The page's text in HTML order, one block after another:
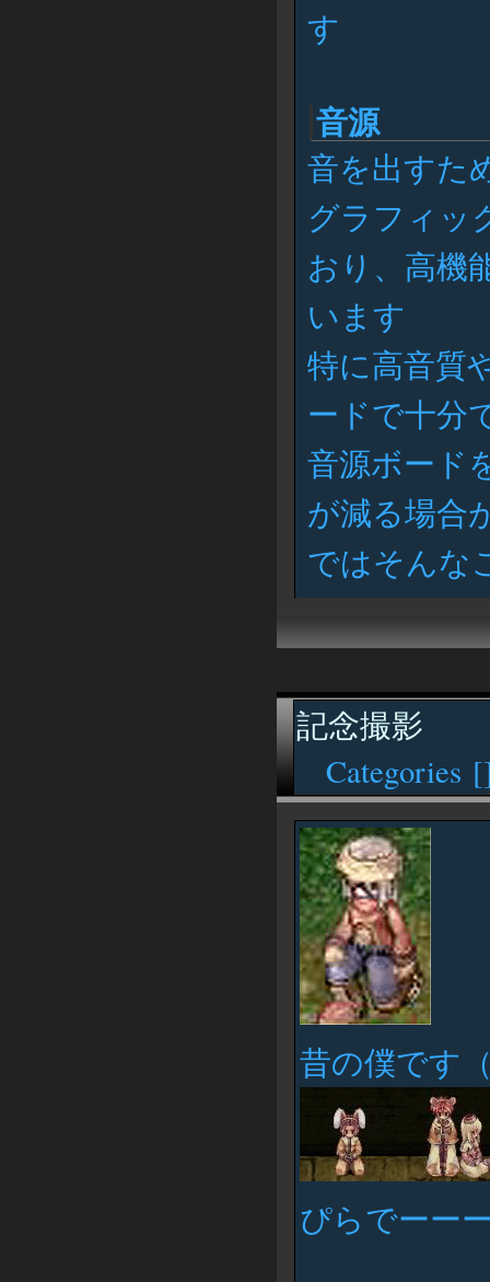
す
音源
音を出すた
グラフィッ
おり、高機
います
特に高音質
ードで十分
音源ボード
が減る場合
ではそんな
記念撮影
Categories [
昔の僕です
ぴらでーー